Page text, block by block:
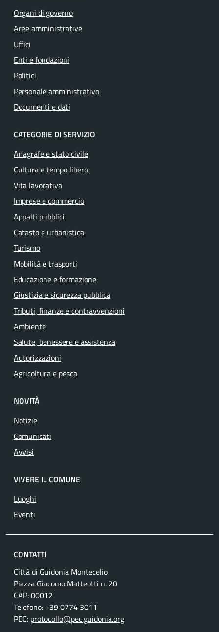
Organi di governo
Aree amministrative
Uffici
Enti e fondazioni
Politici
Personale amministrativo
Documenti e dati
CATEGORIE DI SERVIZIO
Anagrafe e stato civile
Cultura e tempo libero
Vita lavorativa
Imprese e commercio
Appalti pubblici
Catasto e urbanistica
Turismo
Mobilità e trasporti
Educazione e formazione
Giustizia e sicurezza pubblica
Tributi, finanze e contravvenzioni
Ambiente
Salute, benessere e assistenza
Autorizzazioni
Agricoltura e pesca
NOVITÀ
Notizie
Comunicati
Avvisi
VIVERE IL COMUNE
Luoghi
Eventi
CONTATTI
Città di Guidonia Montecelio
Piazza Giacomo Matteotti n. 20
CAP: 00012
Telefono: +39 0774 3011
PEC: protocollo@pec.guidonia.org